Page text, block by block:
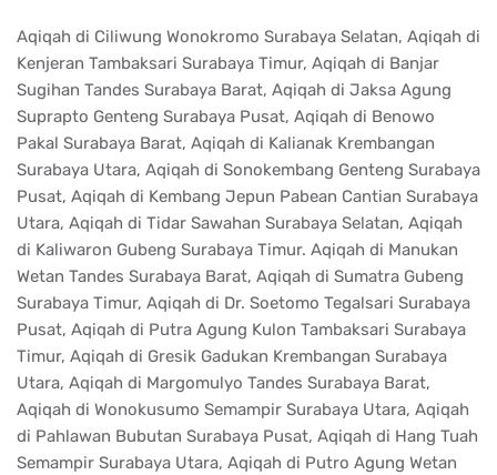
Aqiqah di Ciliwung Wonokromo Surabaya Selatan, Aqiqah di
Kenjeran Tambaksari Surabaya Timur, Aqiqah di Banjar
Sugihan Tandes Surabaya Barat, Aqiqah di Jaksa Agung
Suprapto Genteng Surabaya Pusat, Aqiqah di Benowo
Pakal Surabaya Barat, Aqiqah di Kalianak Krembangan
Surabaya Utara, Aqiqah di Sonokembang Genteng Surabaya
Pusat, Aqiqah di Kembang Jepun Pabean Cantian Surabaya
Utara, Aqiqah di Tidar Sawahan Surabaya Selatan, Aqiqah
di Kaliwaron Gubeng Surabaya Timur. Aqiqah di Manukan
Wetan Tandes Surabaya Barat, Aqiqah di Sumatra Gubeng
Surabaya Timur, Aqiqah di Dr. Soetomo Tegalsari Surabaya
Pusat, Aqiqah di Putra Agung Kulon Tambaksari Surabaya
Timur, Aqiqah di Gresik Gadukan Krembangan Surabaya
Utara, Aqiqah di Margomulyo Tandes Surabaya Barat,
Aqiqah di Wonokusumo Semampir Surabaya Utara, Aqiqah
di Pahlawan Bubutan Surabaya Pusat, Aqiqah di Hang Tuah
Semampir Surabaya Utara, Aqiqah di Putro Agung Wetan